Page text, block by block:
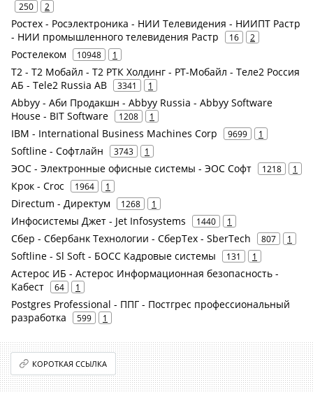
250 2
Ростех - Росэлектроника - НИИ Телевидения - НИИПТ Растр
- НИИ промышленного телевидения Растр
16 2
Ростелеком 10948 1
Т2 - Т2 Мобайл - Т2 РТК Холдинг - РТ-Мобайл - Теле2 Россия
АБ - Tele2 Russia AB
3341 1
Abbyy - Аби Продакшн - Abbyy Russia - Abbyy Software
House - BIT Software
1208 1
IBM - International Business Machines Corp 9699 1
Softline - Софтлайн 3743 1
ЭОС - Электронные офисные системы - ЭОС Софт 1218 1
Крок - Croc 1964 1
Directum - Директум 1268 1
Инфосистемы Джет - Jet Infosystems 1440 1
Сбер - Сбербанк Технологии - СберТех - SberTech 807 1
Softline - Sl Soft - БОСС Кадровые системы 131 1
Астерос ИБ - Астерос Информационная безопасность -
Кабест
64 1
Postgres Professional - ППГ - Постгрес профессиональный
разработка
599 1
КОРОТКАЯ ССЫЛКА